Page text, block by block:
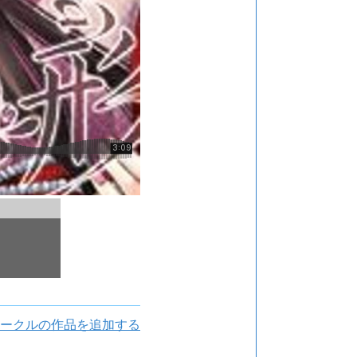
クルの作品を追加する